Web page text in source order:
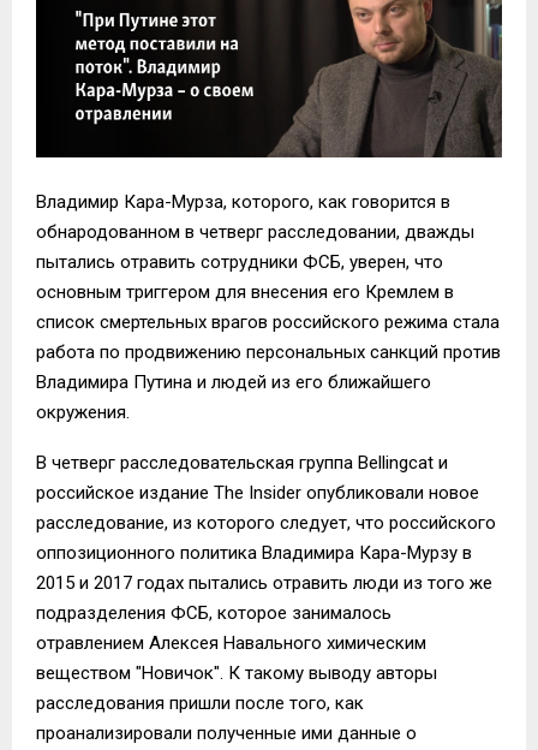
Владимир Кара-Мурза, которого, как говорится в
обнародованном в четверг расследовании, дважды
пытались отравить сотрудники ФСБ, уверен, что
основным триггером для внесения его Кремлем в
список смертельных врагов российского режима стала
работа по продвижению персональных санкций против
Владимира Путина и людей из его ближайшего
окружения.
В четверг расследовательская группа Bellingcat и
российское издание The Insider опубликовали новое
расследование, из которого следует, что российского
оппозиционного политика Владимира Кара-Мурзу в
2015 и 2017 годах пытались отравить люди из того же
подразделения ФСБ, которое занималось
отравлением Алексея Навального химическим
веществом "Новичок". К такому выводу авторы
расследования пришли после того, как
проанализировали полученные ими данные о